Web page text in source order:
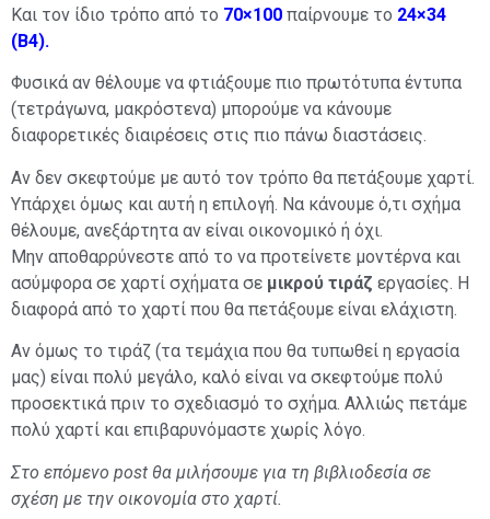
Και τον ίδιο τρόπο από το 70×100 παίρνουμε το 24×34
(B4).
Φυσικά αν θέλουμε να φτιάξουμε πιο πρωτότυπα έντυπα
(τετράγωνα, μακρόστενα) μπορούμε να κάνουμε
διαφορετικές διαιρέσεις στις πιο πάνω διαστάσεις.
Αν δεν σκεφτούμε με αυτό τον τρόπο θα πετάξουμε χαρτί.
Υπάρχει όμως και αυτή η επιλογή. Να κάνουμε ό,τι σχήμα
θέλουμε, ανεξάρτητα αν είναι οικονομικό ή όχι.
Μην αποθαρρύνεστε από το να προτείνετε μοντέρνα και
ασύμφορα σε χαρτί σχήματα σε μικρού τιράζ εργασίες. Η
διαφορά από το χαρτί που θα πετάξουμε είναι ελάχιστη.
Αν όμως το τιράζ (τα τεμάχια που θα τυπωθεί η εργασία
μας) είναι πολύ μεγάλο, καλό είναι να σκεφτούμε πολύ
προσεκτικά πριν το σχεδιασμό το σχήμα. Αλλιώς πετάμε
πολύ χαρτί και επιβαρυνόμαστε χωρίς λόγο.
Στο επόμενο post θα μιλήσουμε για τη βιβλιοδεσία σε
σχέση με την οικονομία στο χαρτί.